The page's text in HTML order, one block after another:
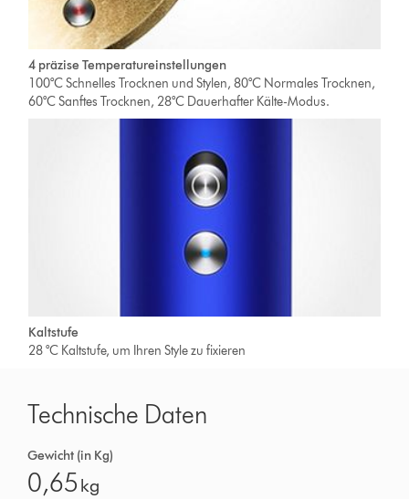
4 präzise Temperatureinstellungen
100°C Schnelles Trocknen und Stylen, 80°C Normales Trocknen,
60°C Sanftes Trocknen, 28°C Dauerhafter Kälte-Modus.
Kaltstufe
28 °C Kaltstufe, um Ihren Style zu fixieren
Technische Daten
Gewicht (in Kg)
0,65 kg